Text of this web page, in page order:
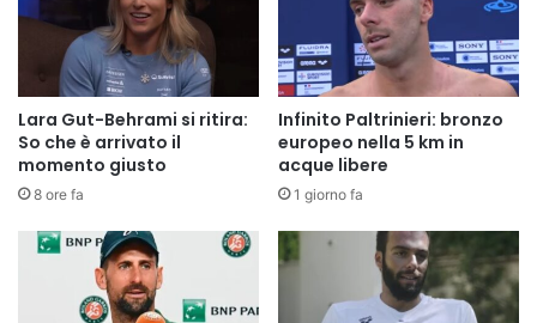
Lara Gut-Behrami si ritira:
So che è arrivato il
momento giusto
8 ore fa
Infinito Paltrinieri: bronzo
europeo nella 5 km in
acque libere
1 giorno fa